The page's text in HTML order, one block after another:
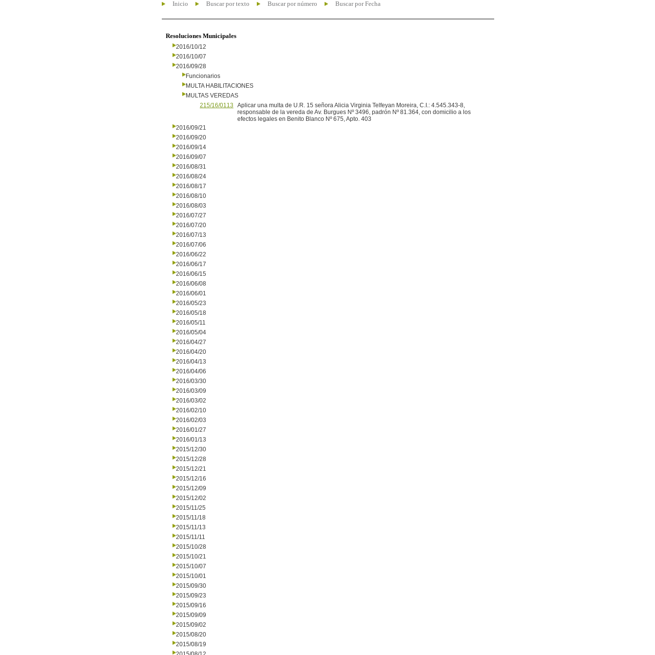
Inicio Buscar por texto Buscar por número Buscar por Fecha
Resoluciones Municipales
2016/10/12
2016/10/07
2016/09/28
Funcionarios
MULTA HABILITACIONES
MULTAS VEREDAS
215/16/0113
Aplicar una multa de U.R. 15 señora Alicia Virginia Telfeyan Moreira, C.I.: 4.545.343-8,
responsable de la vereda de Av. Burgues Nº 3496, padrón Nº 81.364, con domicilio a los
efectos legales en Benito Blanco Nº 675, Apto. 403
2016/09/21
2016/09/20
2016/09/14
2016/09/07
2016/08/31
2016/08/24
2016/08/17
2016/08/10
2016/08/03
2016/07/27
2016/07/20
2016/07/13
2016/07/06
2016/06/22
2016/06/17
2016/06/15
2016/06/08
2016/06/01
2016/05/23
2016/05/18
2016/05/11
2016/05/04
2016/04/27
2016/04/20
2016/04/13
2016/04/06
2016/03/30
2016/03/09
2016/03/02
2016/02/10
2016/02/03
2016/01/27
2016/01/13
2015/12/30
2015/12/28
2015/12/21
2015/12/16
2015/12/09
2015/12/02
2015/11/25
2015/11/18
2015/11/13
2015/11/11
2015/10/28
2015/10/21
2015/10/07
2015/10/01
2015/09/30
2015/09/23
2015/09/16
2015/09/09
2015/09/02
2015/08/20
2015/08/19